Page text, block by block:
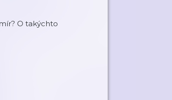
O takýchto